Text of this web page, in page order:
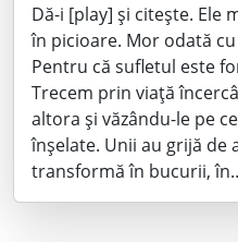
Dă-i [play] și citește. Ele
în picioare. Mor odată
Pentru că sufletul este
Trecem prin viață
altora și văzându-le pe
înșelate. Unii au grijă de
transformă în bucurii,